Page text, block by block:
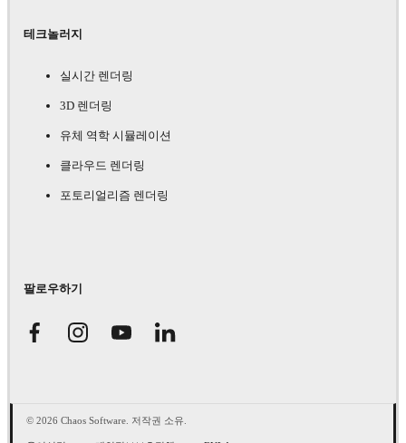
테크놀러지
실시간 렌더링
3D 렌더링
유체 역학 시뮬레이션
클라우드 렌더링
포토리얼리즘 렌더링
팔로우하기
© 2026 Chaos Software. 저작권 소유.